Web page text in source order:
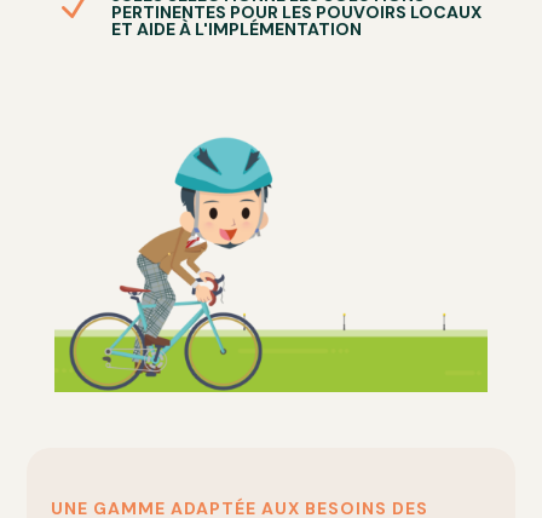
PERTINENTES POUR LES POUVOIRS LOCAUX
ET AIDE À L'IMPLÉMENTATION
UNE GAMME ADAPTÉE AUX BESOINS DES